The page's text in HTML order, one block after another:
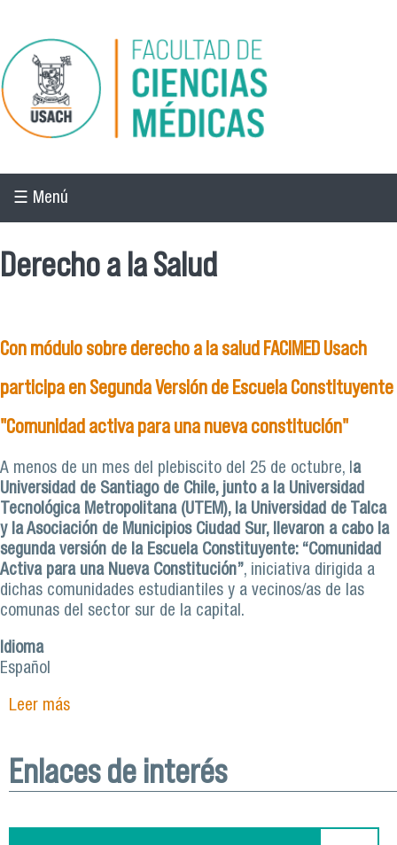
Pasar al contenido principal
☰ Menú
Derecho a la Salud
Con módulo sobre derecho a la salud FACIMED Usach
participa en Segunda Versión de Escuela Constituyente
"Comunidad activa para una nueva constitución"
A menos de un mes del plebiscito del 25 de octubre, l a
Universidad de Santiago de Chile, junto a la Universidad
Tecnológica Metropolitana (UTEM), la Universidad de Talca
y la Asociación de Municipios Ciudad Sur, llevaron a cabo la
segunda versión de la Escuela Constituyente: “Comunidad
Activa para una Nueva Constitución”, iniciativa dirigida a
dichas comunidades estudiantiles y a vecinos/as de las
comunas del sector sur de la capital.
Idioma
Español
Leer mássobre Con módulo sobre derecho a la salud
una nueva constitución"
Enlaces de interés